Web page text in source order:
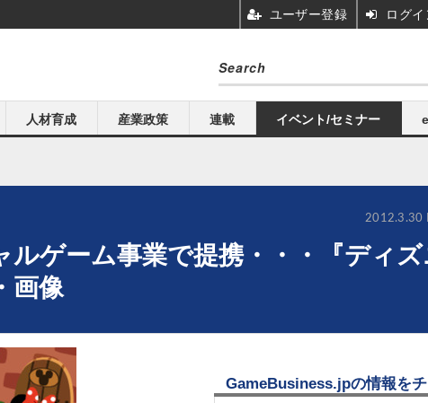
人材育成 産業政策 連載 イベント/セミナー
ゲーム事業で提携・・・『ディズ
画像
2012.3.30
GameBusiness.jpの情報を
ユーザー登録 ログイ